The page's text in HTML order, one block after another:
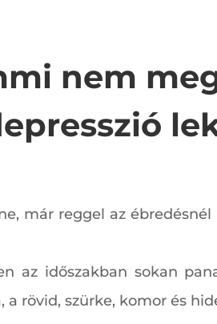
nem
már reggel az
az időszakban sokan
rövid, szürke, komor és